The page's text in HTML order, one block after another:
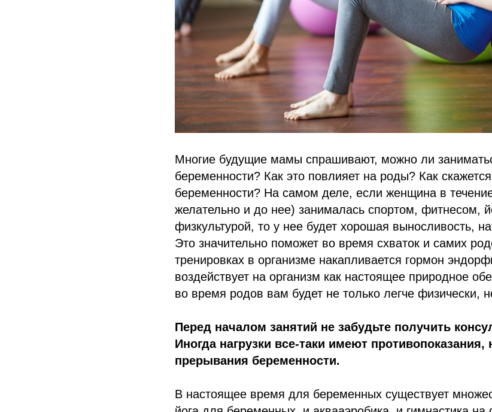
Многие будущие мамы спрашивают, можно ли
беременности? Как это повлияет на роды? Как
беременности? На самом деле, если женщина в
желательно и до нее) занималась спортом, фитнесом,
физкультурой, то у нее будет хорошая выносливость,
Это значительно поможет во время схваток и самих
тренировках в организме накапливается гормон
воздействует на организм как настоящее природное
во время родов вам будет не только легче физически,
Перед началом занятий не забудьте получить
Иногда нагрузки все-таки имеют противопоказания,
прерывания беременности.
В настоящее время для беременных существует